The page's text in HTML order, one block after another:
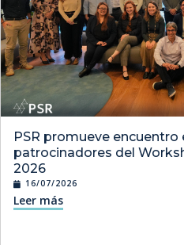
PSR promueve encuentro
patrocinadores del
2026
16/07/2026
Leer más